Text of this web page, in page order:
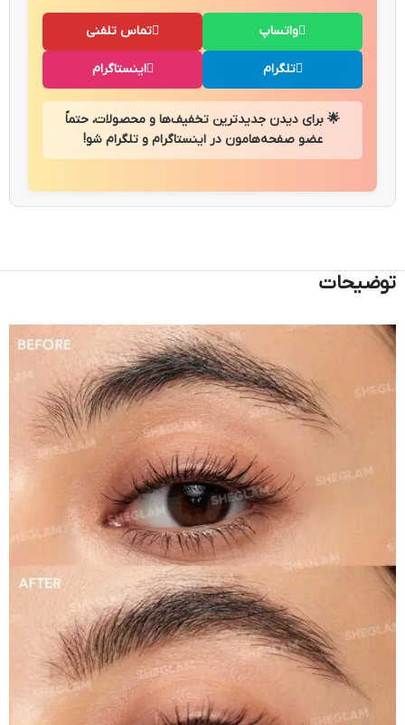
تماس تلفنی واتساپ
اینستاگرام تلگرام
🌟 برای دیدن جدیدترین تخفیف‌ها و محصولات، حتماً
عضو صفحه‌هامون در اینستاگرام و تلگرام شو!
توضیحات